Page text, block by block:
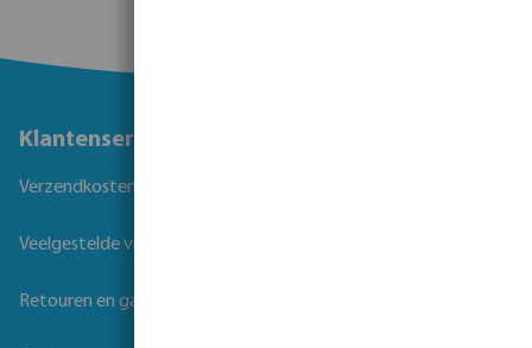
Klantenservice
Verzendkosten
Veelgestelde vragen
Retouren en garantie